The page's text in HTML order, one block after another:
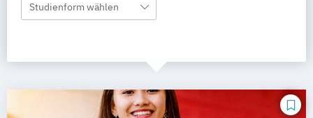
Studienform wählen